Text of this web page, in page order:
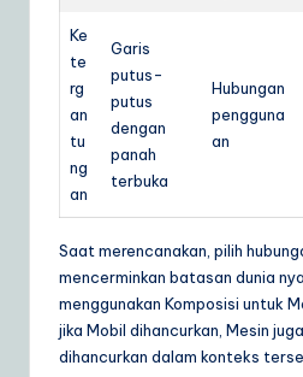
Ke
te
rg
an
tu
ng
an
Garis
putus-
putus
dengan
panah
terbuka
Hubungan
pengguna
an
Saat merencanakan, pilih
mencerminkan batasan dunia
menggunakan Komposisi untuk
jika Mobil dihancurkan, Mesin
dihancurkan dalam konteks